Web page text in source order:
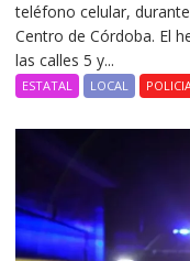
teléfono celular,
Centro de Córdoba. El
las calles 5 y...
ESTATAL LOCAL